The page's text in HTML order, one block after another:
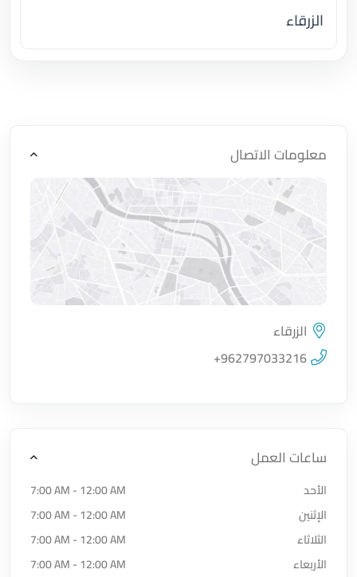
الزرقاء
معلومات الاتصال
اضغط لتحميل الموقع
الزرقاء
+962797033216
ساعات العمل
الأحد
7:00 AM - 12:00 AM
الإثنين
7:00 AM - 12:00 AM
الثلاثاء
7:00 AM - 12:00 AM
الأربعاء
7:00 AM - 12:00 AM